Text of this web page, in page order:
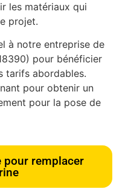
les matériaux qui
projet.
à notre entreprise de
pour bénéficier
tarifs abordables.
pour obtenir un
pour la pose de
pour remplacer